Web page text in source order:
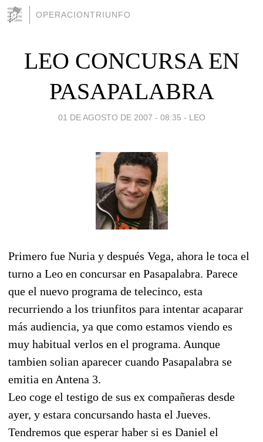
OPERACIONTRIUNFO
LEO CONCURSA EN
PASAPALABRA
01 DE AGOSTO DE 2007 - 08:35 - LEO
Primero fue Nuria y después Vega, ahora le toca el
turno a Leo en concursar en Pasapalabra. Parece
que el nuevo programa de telecinco, esta
recurriendo a los triunfitos para intentar acaparar
más audiencia, ya que como estamos viendo es
muy habitual verlos en el programa. Aunque
tambien solian aparecer cuando Pasapalabra se
emitia en Antena 3.
Leo coge el testigo de sus ex compañeras desde
ayer, y estara concursando hasta el Jueves.
Tendremos que esperar haber si es Daniel el